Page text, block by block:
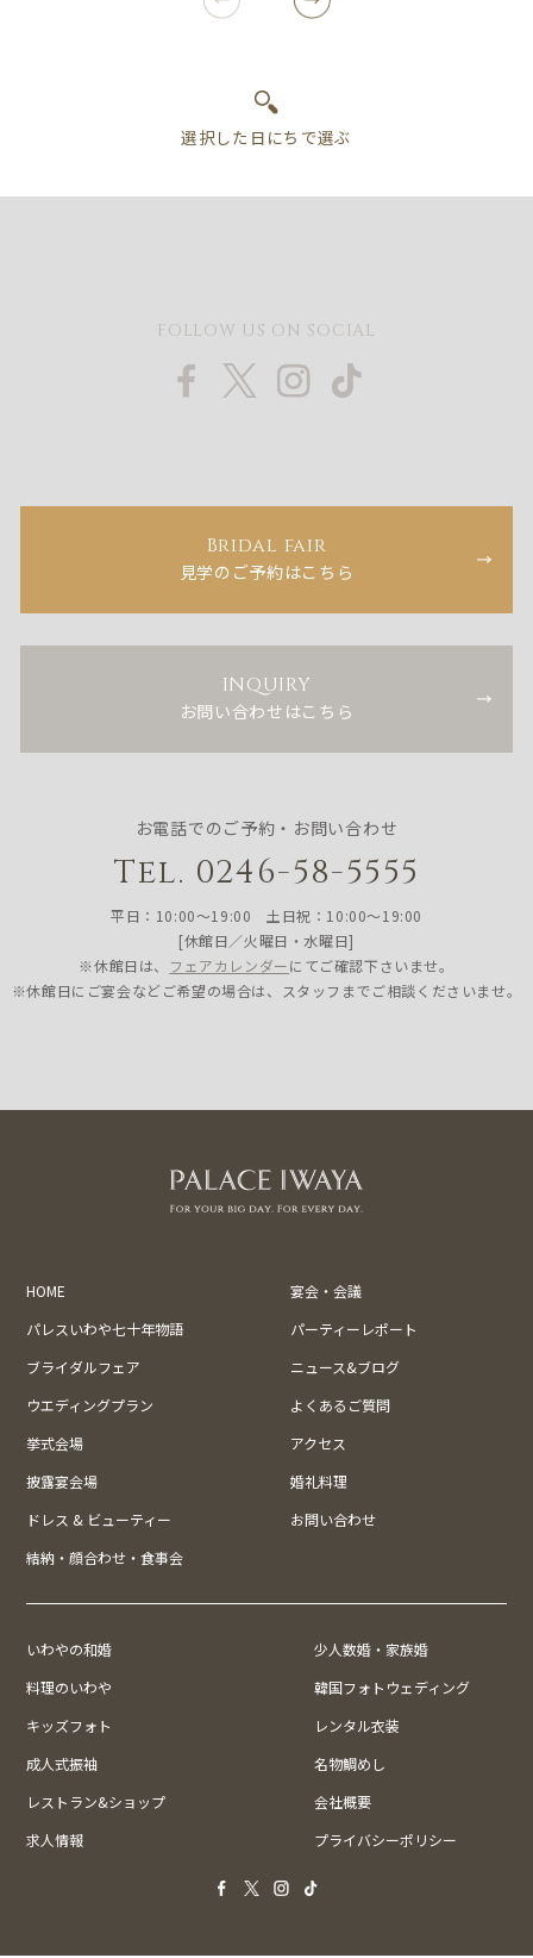
FOLLOW US ON SOCIAL
Bridal fair
見学のご予約はこちら
INQUIRY
お問い合わせはこちら
お電話でのご予約・お問い合わせ
Tel. 0246-58-5555
平日：10:00〜19:00 土日祝：10:00〜19:00
[休館日／火曜日・水曜日]
※休館日は、 フェアカレンダーにてご確認下さいませ。
※休館日にご宴会などご希望の場合は、スタッフまでご相談くださいませ。
HOME
宴会・会議
パレスいわや七十年物語
パーティーレポート
ブライダルフェア
ニュース&ブログ
ウエディングプラン
よくあるご質問
挙式会場
アクセス
披露宴会場
婚礼料理
ドレス & ビューティー
お問い合わせ
結納・顔合わせ・食事会
いわやの和婚
少人数婚・家族婚
料理のいわや
韓国フォトウェディング
キッズフォト
レンタル衣装
成人式振袖
名物鯛めし
レストラン&ショップ
会社概要
求人情報
プライバシーポリシー